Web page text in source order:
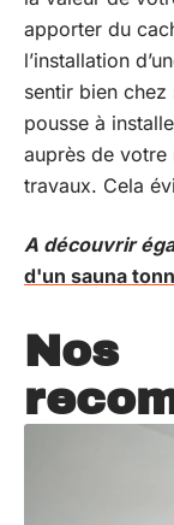
apporter du
l’installation
sentir bien
pousse à
auprès de votre
travaux. Cela
A découvrir
d'un sauna
Nos